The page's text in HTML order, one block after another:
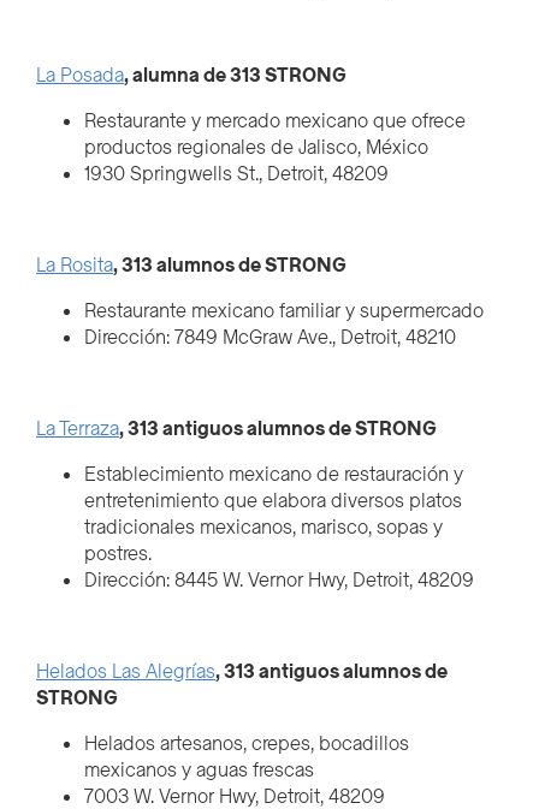
La Posada, alumna de 313 STRONG
Restaurante y mercado mexicano que ofrece
productos regionales de Jalisco, México
1930 Springwells St., Detroit, 48209
La Rosita, 313 alumnos de STRONG
Restaurante mexicano familiar y supermercado
Dirección: 7849 McGraw Ave., Detroit, 48210
La Terraza, 313 antiguos alumnos de STRONG
Establecimiento mexicano de restauración y
entretenimiento que elabora diversos platos
tradicionales mexicanos, marisco, sopas y
postres.
Dirección: 8445 W. Vernor Hwy, Detroit, 48209
Helados Las Alegrías, 313 antiguos alumnos de
STRONG
Helados artesanos, crepes, bocadillos
mexicanos y aguas frescas
7003 W. Vernor Hwy, Detroit, 48209